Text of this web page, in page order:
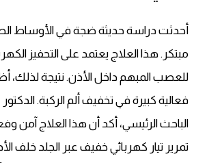
أحدثت دراسة حديثة ضجة في الأوساط
مبتكر. هذا العلاج يعتمد على التحفيز
للعصب المبهم داخل الأذن. نتيجة لذلك،
فعالية كبيرة في تخفيف ألم الركبة.
الباحث الرئيسي، أكد أن هذا العلاج آمن
تمرير تيار كهربائي خفيف عبر الجلد خلف